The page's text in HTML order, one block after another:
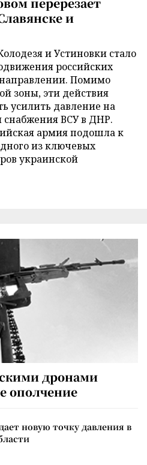
и
и Устиновки стало
российских
Помимо
зоны, эти действия
усилить давление на
ВСУ в ДНР.
армия подошла к
из ключевых
украинской
дронами
ополчение
новую точку давления в